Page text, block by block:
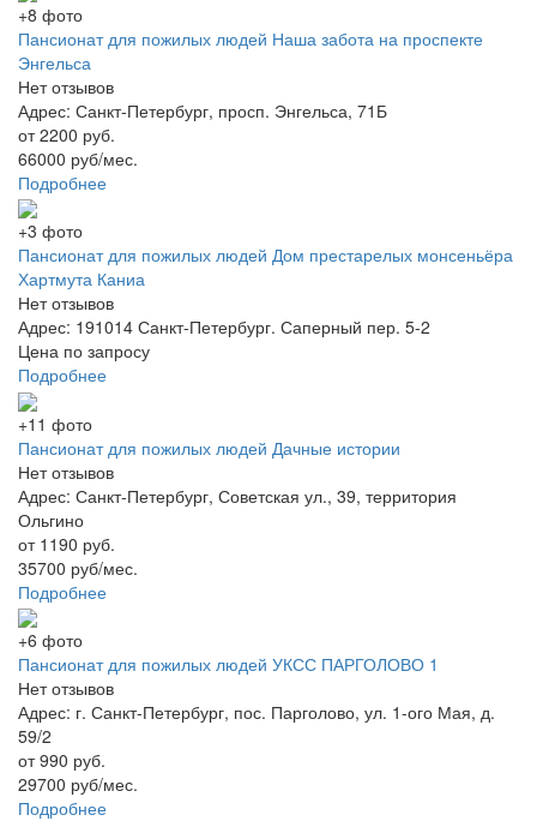
+8 фото
Пансионат для пожилых людей Наша забота на проспекте
Энгельса
Нет отзывов
Адрес: Санкт-Петербург, просп. Энгельса, 71Б
от 2200 руб.
66000 руб/мес.
Подробнее
+3 фото
Пансионат для пожилых людей Дом престарелых монсеньёра
Хартмута Каниа
Нет отзывов
Адрес: 191014 Санкт-Петербург. Саперный пер. 5-2
Цена по запросу
Подробнее
+11 фото
Пансионат для пожилых людей Дачные истории
Нет отзывов
Адрес: Санкт-Петербург, Советская ул., 39, территория
Ольгино
от 1190 руб.
35700 руб/мес.
Подробнее
+6 фото
Пансионат для пожилых людей УКСС ПАРГОЛОВО 1
Нет отзывов
Адрес: г. Санкт-Петербург, пос. Парголово, ул. 1-ого Мая, д.
59/2
от 990 руб.
29700 руб/мес.
Подробнее